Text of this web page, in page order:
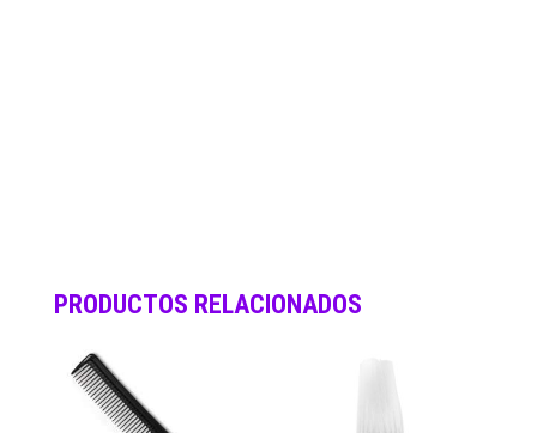
PRODUCTOS RELACIONADOS